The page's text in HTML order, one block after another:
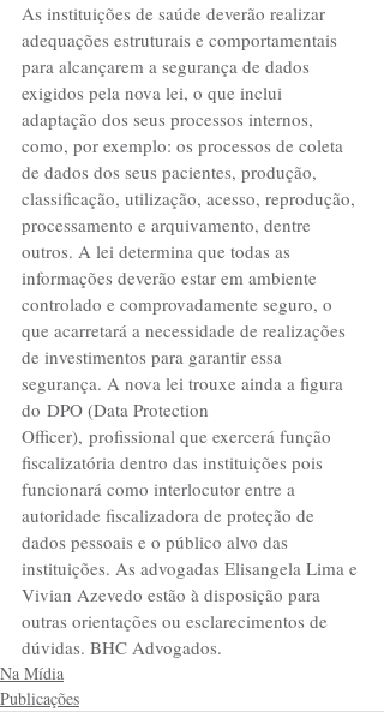
As instituições de saúde deverão realizar
adequações estruturais e comportamentais
para alcançarem a segurança de dados
exigidos pela nova lei, o que inclui
adaptação dos seus processos internos,
como, por exemplo: os processos de coleta
de dados dos seus pacientes, produção,
classificação, utilização, acesso, reprodução,
processamento e arquivamento, dentre
outros. A lei determina que todas as
informações deverão estar em ambiente
controlado e comprovadamente seguro, o
que acarretará a necessidade de realizações
de investimentos para garantir essa
segurança. A nova lei trouxe ainda a figura
do DPO (Data Protection
Officer), profissional que exercerá função
fiscalizatória dentro das instituições pois
funcionará como interlocutor entre a
autoridade fiscalizadora de proteção de
dados pessoais e o público alvo das
instituições. As advogadas Elisangela Lima e
Vivian Azevedo estão à disposição para
outras orientações ou esclarecimentos de
dúvidas. BHC Advogados.
Na Mídia
Publicações